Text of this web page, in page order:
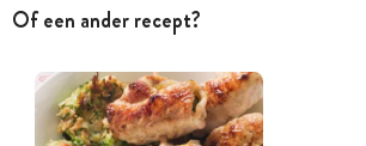
Of een ander recept?